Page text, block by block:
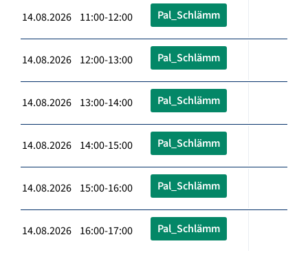
14.08.2026 11:00-12:00 Pal_Schlämm
14.08.2026 12:00-13:00 Pal_Schlämm
14.08.2026 13:00-14:00 Pal_Schlämm
14.08.2026 14:00-15:00 Pal_Schlämm
14.08.2026 15:00-16:00 Pal_Schlämm
14.08.2026 16:00-17:00 Pal_Schlämm